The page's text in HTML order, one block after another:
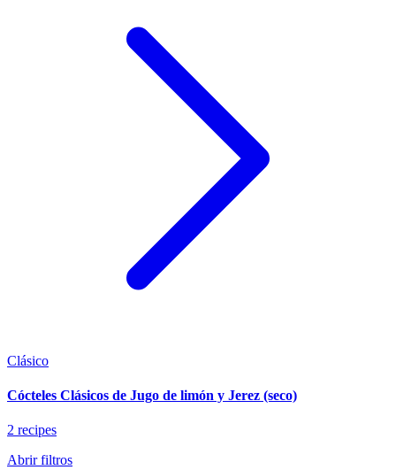
Clásico
Cócteles Clásicos de Jugo de limón y Jerez (seco)
2 recipes
Abrir filtros